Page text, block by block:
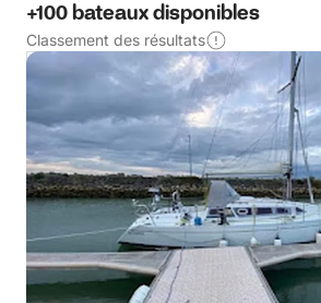
+100 bateaux disponibles
Classement des résultats